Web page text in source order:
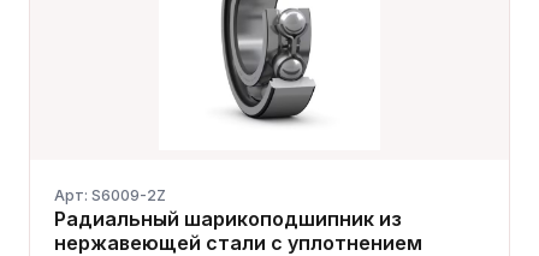
Арт: S6009-2Z
Радиальный шарикоподшипник из
нержавеющей стали с уплотнением